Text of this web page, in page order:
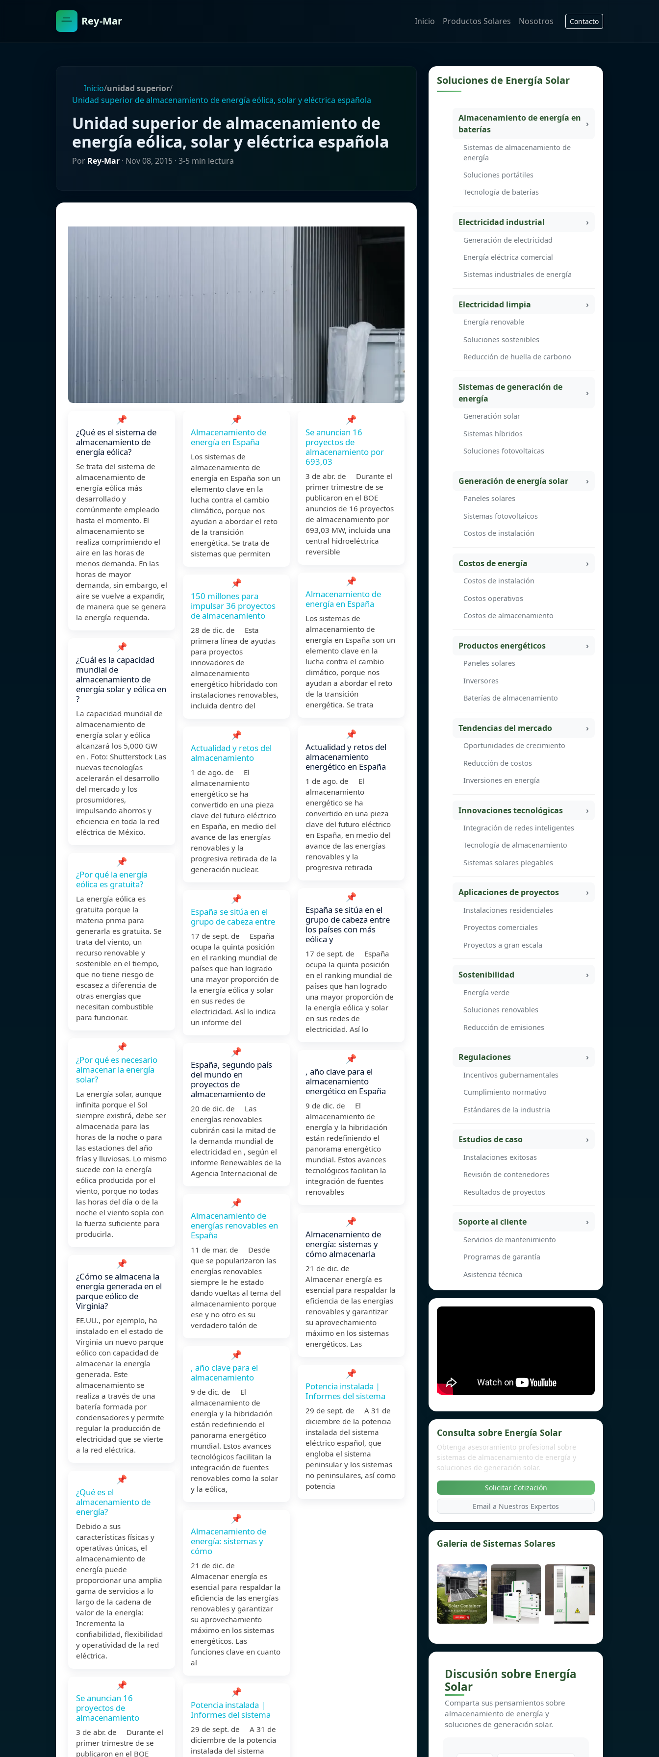
Rey-Mar Inicio Productos Solares Nosotros Contacto
Inicio/unidad superior/
Unidad superior de almacenamiento de energía eólica, solar y eléctrica española
Unidad superior de almacenamiento de
energía eólica, solar y eléctrica española
Por Rey-Mar · Nov 08, 2015 · 3-5 min lectura
📌
¿Qué es el sistema de
almacenamiento de
energía eólica?
Se trata del sistema de
almacenamiento de
energía eólica más
desarrollado y
comúnmente empleado
hasta el momento. El
almacenamiento se
realiza comprimiendo el
aire en las horas de
menos demanda. En las
horas de mayor
demanda, sin embargo, el
aire se vuelve a expandir,
de manera que se genera
la energía requerida.
📌
¿Cuál es la capacidad
mundial de
almacenamiento de
energía solar y eólica en
?
La capacidad mundial de
almacenamiento de
energía solar y eólica
alcanzará los 5,000 GW
en . Foto: Shutterstock Las
nuevas tecnologías
acelerarán el desarrollo
del mercado y los
prosumidores,
impulsando ahorros y
eficiencia en toda la red
eléctrica de México.
📌
¿Por qué la energía
eólica es gratuita?
La energía eólica es
gratuita porque la
materia prima para
generarla es gratuita. Se
trata del viento, un
recurso renovable y
sostenible en el tiempo,
que no tiene riesgo de
escasez a diferencia de
otras energías que
necesitan combustible
para funcionar.
📌
¿Por qué es necesario
almacenar la energía
solar?
La energía solar, aunque
infinita porque el Sol
siempre existirá, debe ser
almacenada para las
horas de la noche o para
las estaciones del año
frías y lluviosas. Lo mismo
sucede con la energía
eólica producida por el
viento, porque no todas
las horas del día o de la
noche el viento sopla con
la fuerza suficiente para
producirla.
📌
¿Cómo se almacena la
energía generada en el
parque eólico de
Virginia?
EE.UU., por ejemplo, ha
instalado en el estado de
Virginia un nuevo parque
eólico con capacidad de
almacenar la energía
generada. Este
almacenamiento se
realiza a través de una
batería formada por
condensadores y permite
regular la producción de
electricidad que se vierte
a la red eléctrica.
📌
¿Qué es el
almacenamiento de
energía?
Debido a sus
características físicas y
operativas únicas, el
almacenamiento de
energía puede
proporcionar una amplia
gama de servicios a lo
largo de la cadena de
valor de la energía:
Incrementa la
confiabilidad, flexibilidad
y operatividad de la red
eléctrica.
📌
Se anuncian 16
proyectos de
almacenamiento
3 de abr. de Durante el
primer trimestre de se
publicaron en el BOE
📌
Almacenamiento de
energía en España
Los sistemas de
almacenamiento de
energía en España son un
elemento clave en la
lucha contra el cambio
climático, porque nos
ayudan a abordar el reto
de la transición
energética. Se trata de
sistemas que permiten
📌
150 millones para
impulsar 36 proyectos
de almacenamiento
28 de dic. de Esta
primera línea de ayudas
para proyectos
innovadores de
almacenamiento
energético hibridado con
instalaciones renovables,
incluida dentro del
📌
Actualidad y retos del
almacenamiento
1 de ago. de El
almacenamiento
energético se ha
convertido en una pieza
clave del futuro eléctrico
en España, en medio del
avance de las energías
renovables y la
progresiva retirada de la
generación nuclear.
📌
España se sitúa en el
grupo de cabeza entre
17 de sept. de España
ocupa la quinta posición
en el ranking mundial de
países que han logrado
una mayor proporción de
la energía eólica y solar
en sus redes de
electricidad. Así lo indica
un informe del
📌
España, segundo país
del mundo en
proyectos de
almacenamiento de
20 de dic. de Las
energías renovables
cubrirán casi la mitad de
la demanda mundial de
electricidad en , según el
informe Renewables de la
Agencia Internacional de
📌
Almacenamiento de
energías renovables en
España
11 de mar. de Desde
que se popularizaron las
energías renovables
siempre le he estado
dando vueltas al tema del
almacenamiento porque
ese y no otro es su
verdadero talón de
📌
, año clave para el
almacenamiento
9 de dic. de El
almacenamiento de
energía y la hibridación
están redefiniendo el
panorama energético
mundial. Estos avances
tecnológicos facilitan la
integración de fuentes
renovables como la solar
y la eólica,
📌
Almacenamiento de
energía: sistemas y
cómo
21 de dic. de
Almacenar energía es
esencial para respaldar la
eficiencia de las energías
renovables y garantizar
su aprovechamiento
máximo en los sistemas
energéticos. Las
funciones clave en cuanto
al
📌
Potencia instalada |
Informes del sistema
29 de sept. de A 31 de
diciembre de la potencia
instalada del sistema
📌
Se anuncian 16
proyectos de
almacenamiento por
693,03
3 de abr. de Durante el
primer trimestre de se
publicaron en el BOE
anuncios de 16 proyectos
de almacenamiento por
693,03 MW, incluida una
central hidroeléctrica
reversible
📌
Almacenamiento de
energía en España
Los sistemas de
almacenamiento de
energía en España son un
elemento clave en la
lucha contra el cambio
climático, porque nos
ayudan a abordar el reto
de la transición
energética. Se trata
📌
Actualidad y retos del
almacenamiento
energético en España
1 de ago. de El
almacenamiento
energético se ha
convertido en una pieza
clave del futuro eléctrico
en España, en medio del
avance de las energías
renovables y la
progresiva retirada
📌
España se sitúa en el
grupo de cabeza entre
los países con más
eólica y
17 de sept. de España
ocupa la quinta posición
en el ranking mundial de
países que han logrado
una mayor proporción de
la energía eólica y solar
en sus redes de
electricidad. Así lo
📌
, año clave para el
almacenamiento
energético en España
9 de dic. de El
almacenamiento de
energía y la hibridación
están redefiniendo el
panorama energético
mundial. Estos avances
tecnológicos facilitan la
integración de fuentes
renovables
📌
Almacenamiento de
energía: sistemas y
cómo almacenarla
21 de dic. de
Almacenar energía es
esencial para respaldar la
eficiencia de las energías
renovables y garantizar
su aprovechamiento
máximo en los sistemas
energéticos. Las
📌
Potencia instalada |
Informes del sistema
29 de sept. de A 31 de
diciembre de la potencia
instalada del sistema
eléctrico español, que
engloba el sistema
peninsular y los sistemas
no peninsulares, así como
potencia
Soluciones de Energía Solar
Almacenamiento de energía en
baterías
Sistemas de almacenamiento de
energía
Soluciones portátiles
Tecnología de baterías
Electricidad industrial
Generación de electricidad
Energía eléctrica comercial
Sistemas industriales de energía
Electricidad limpia
Energía renovable
Soluciones sostenibles
Reducción de huella de carbono
Sistemas de generación de
energía
Generación solar
Sistemas híbridos
Soluciones fotovoltaicas
Generación de energía solar
Paneles solares
Sistemas fotovoltaicos
Costos de instalación
Costos de energía
Costos de instalación
Costos operativos
Costos de almacenamiento
Productos energéticos
Paneles solares
Inversores
Baterías de almacenamiento
Tendencias del mercado
Oportunidades de crecimiento
Reducción de costos
Inversiones en energía
Innovaciones tecnológicas
Integración de redes inteligentes
Tecnología de almacenamiento
Sistemas solares plegables
Aplicaciones de proyectos
Instalaciones residenciales
Proyectos comerciales
Proyectos a gran escala
Sostenibilidad
Energía verde
Soluciones renovables
Reducción de emisiones
Regulaciones
Incentivos gubernamentales
Cumplimiento normativo
Estándares de la industria
Estudios de caso
Instalaciones exitosas
Revisión de contenedores
Resultados de proyectos
Soporte al cliente
Servicios de mantenimiento
Programas de garantía
Asistencia técnica
Consulta sobre Energía Solar
Obtenga asesoramiento profesional sobre
sistemas de almacenamiento de energía y
soluciones de generación solar.
Solicitar Cotización
Email a Nuestros Expertos
Galería de Sistemas Solares
Discusión sobre Energía
Solar
Comparta sus pensamientos sobre
almacenamiento de energía y
soluciones de generación solar.